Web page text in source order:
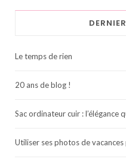
Le temps de rien
20 ans de blog !
Sac ordinateur cuir : l’élégance
Utiliser ses photos de